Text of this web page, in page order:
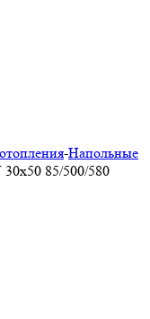
-Напольные
85/500/580